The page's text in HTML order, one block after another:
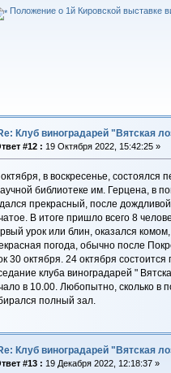
Положение о 1й Кировской выставке
Клуб виноградарей "Вятская
#12 : 19 Октября 2022, 15:42:25 »
в воскресенье,
библиотеке им. Герцена, в
прекрасный, после
В итоге пришло всего 8
урок или блин, оказался
погода, обычно после
30 октября. 24 октября
клуба виноградарей "
в 10.00. Любопытно, сколько в
полный зал.
Клуб виноградарей "Вятская
#13 : 19 Декабря 2022, 12:18:37 »